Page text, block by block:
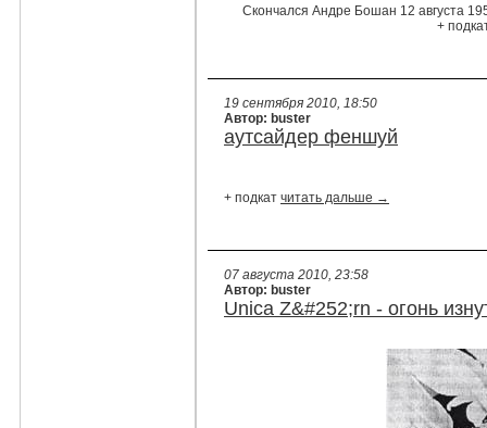
Скончался Андре Бошан 12 августа
+
19 сентября 2010, 18:50
Автор: buster
аутсайдер феншуй
+ подкат читать дальше →
07 августа 2010, 23:58
Автор: buster
Unica Z&#252;rn - огонь